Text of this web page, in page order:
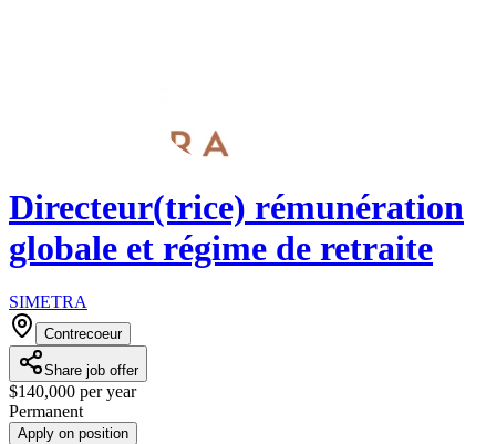
Directeur(trice) rémunération
globale et régime de retraite
SIMETRA
Contrecoeur
Share job offer
$140,000 per year
Permanent
Apply on position